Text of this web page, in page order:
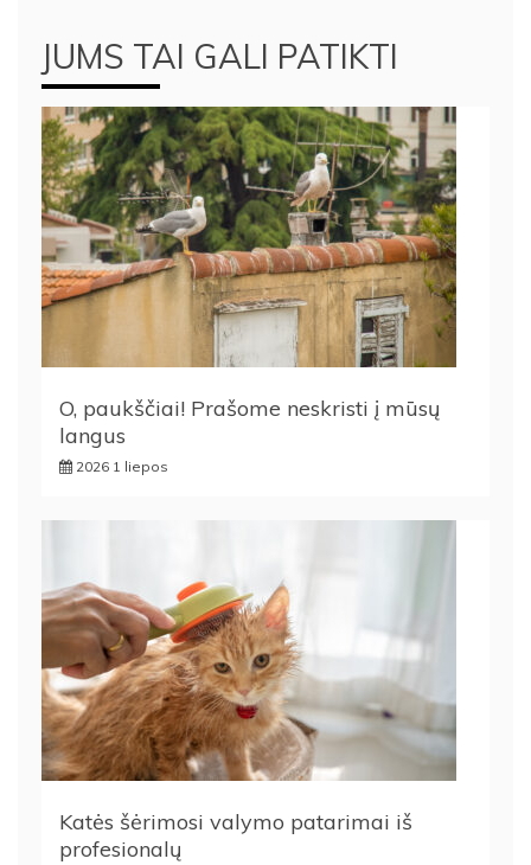
JUMS TAI GALI PATIKTI
O, paukščiai! Prašome neskristi į mūsų
langus
2026 1 liepos
Katės šėrimosi valymo patarimai iš
profesionalų